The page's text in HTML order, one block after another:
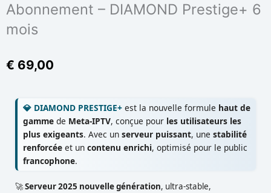
Abonnement – DIAMOND Prestige+ 6
mois
€ 69,00
💎 DIAMOND PRESTIGE+ est la nouvelle formule haut de
gamme de Meta-IPTV, conçue pour les utilisateurs les
plus exigeants. Avec un serveur puissant, une stabilité
renforcée et un contenu enrichi, optimisé pour le public
francophone.
🚀Serveur 2025 nouvelle génération, ultra-stable,